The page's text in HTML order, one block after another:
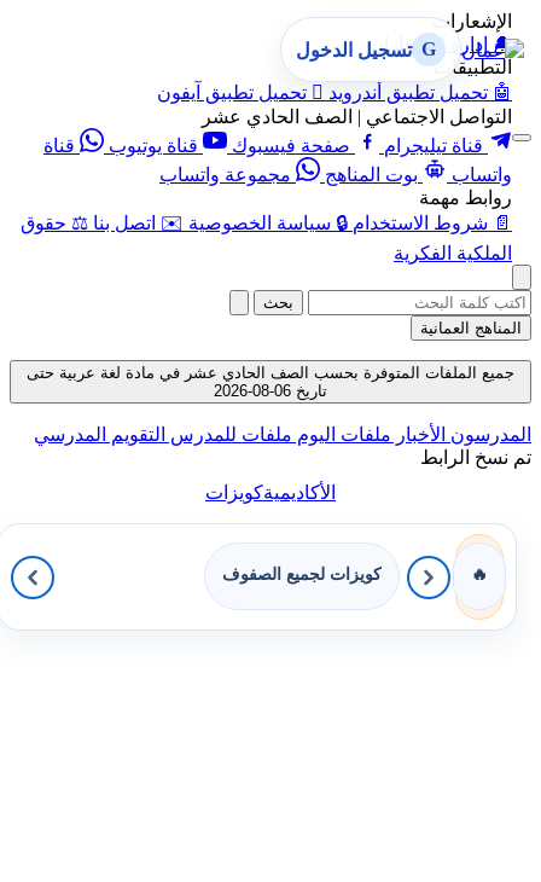
الإشعارات
🔔 إدارة الإشعارات
التطبيقات
🤖 تحميل تطبيق أندرويد  تحميل تطبيق آيفون
التواصل الاجتماعي | الصف الحادي عشر
قناة تيليجرام
صفحة فيسبوك قناة يوتيوب
قناة
واتساب
بوت المناهج
مجموعة واتساب
روابط مهمة
📄 شروط الاستخدام 🔒 سياسة الخصوصية ✉️ اتصل بنا ⚖️ حقوق
الملكية الفكرية
G تسجيل الدخول
بحث
المناهج العمانية
جميع الملفات المتوفرة بحسب الصف الحادي عشر في مادة لغة عربية حتى
تاريخ 06-08-2026
المدرسون الأخبار ملفات اليوم ملفات للمدرس التقويم المدرسي
تم نسخ الرابط
الأكاديميةكويزات
🔥 كويزات لجميع الصفوف